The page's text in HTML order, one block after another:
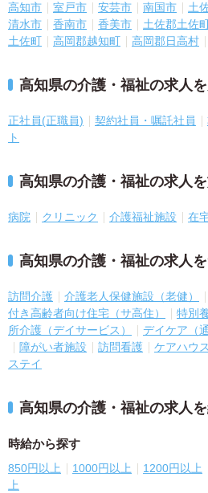
高知市 室戸市 安芸市 南国市 土
清水市
香南市 香美市 土佐郡土佐
土佐町
高岡郡越知町 高岡郡日高村
高知県の介護・福祉の求人
正社員(正職員) 契約社員・嘱託社員
ト
高知県の介護・福祉の求人
病院 クリニック 介護福祉施設 在
高知県の介護・福祉の求人
訪問介護 介護老人保健施設（老健）
付き高齢者向け住宅（サ高住）
特別
所介護（デイサービス）
デイケア（
障がい者施設
訪問看護 ケアハウ
ステイ
高知県の介護・福祉の求人
時給から探す
850円以上 1000円以上 1200円以上
上